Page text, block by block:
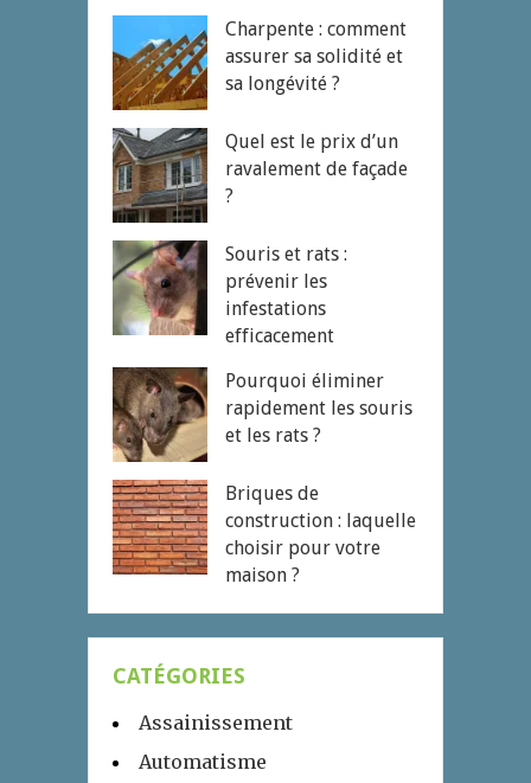
Charpente : comment
assurer sa solidité et
sa longévité ?
Quel est le prix d’un
ravalement de façade
?
Souris et rats :
prévenir les
infestations
efficacement
Pourquoi éliminer
rapidement les souris
et les rats ?
Briques de
construction : laquelle
choisir pour votre
maison ?
CATÉGORIES
Assainissement
Automatisme